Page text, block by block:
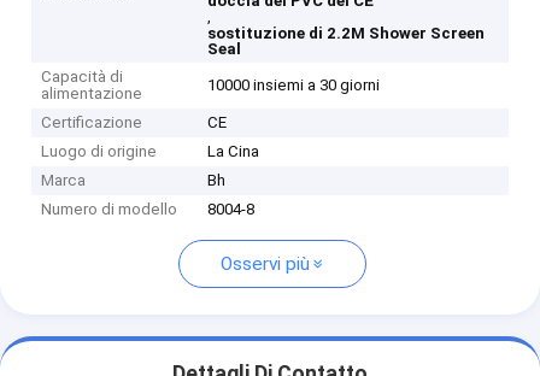
,
sostituzione di 2.2M Shower Screen
Seal
Capacità di
alimentazione
10000 insiemi a 30 giorni
Certificazione
CE
Luogo di origine
La Cina
Marca
Bh
Numero di modello
8004-8
Osservi più